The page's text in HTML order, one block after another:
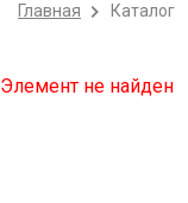
Главная Каталог
Элемент не найден